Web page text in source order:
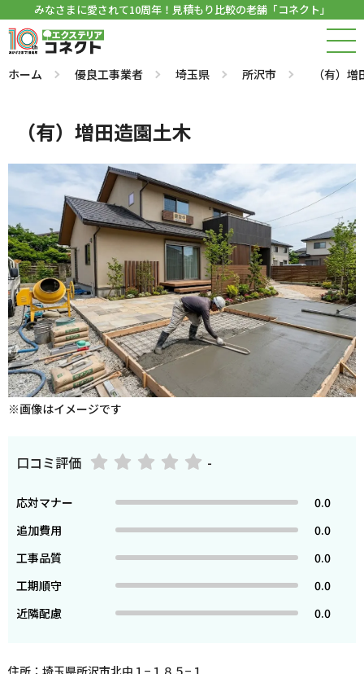
みなさまに愛されて10周年！見積もり比較の老舗「コネクト」
ホーム 優良工事業者 埼玉県 所沢市 （有）
（有）増田造園土木
※画像はイメージです
口コミ評価 -
応対マナー
0.0
追加費用
0.0
工事品質
0.0
工期順守
0.0
近隣配慮
0.0